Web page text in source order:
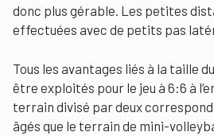
donc plus gérable. Les petites
effectuées avec de petits pas
Tous les avantages liés à la taille
être exploités pour le jeu à 6:6 à
terrain divisé par deux correspond
âgés que le terrain de mini-